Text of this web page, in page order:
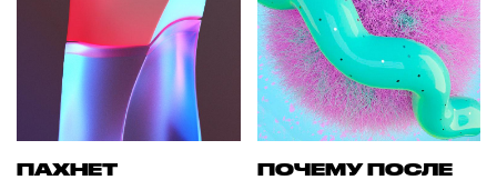
ПАХНЕТ
ПОЧЕМУ ПОСЛЕ